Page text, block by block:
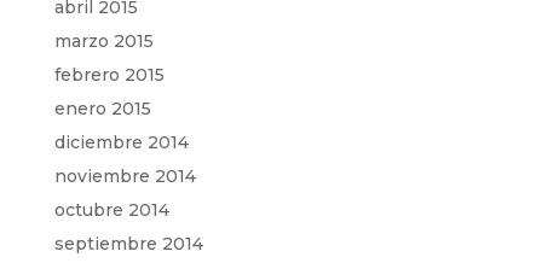
abril 2015
marzo 2015
febrero 2015
enero 2015
diciembre 2014
noviembre 2014
octubre 2014
septiembre 2014